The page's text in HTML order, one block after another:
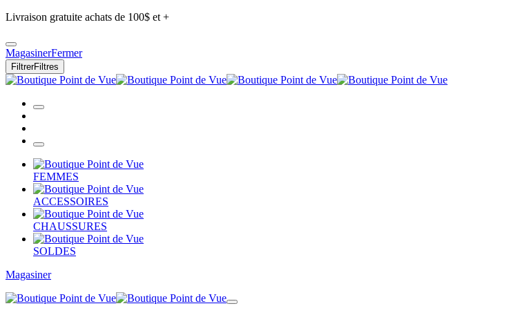
Livraison gratuite achats de 100$ et +
MagasinerFermer
FiltrerFiltres
FEMMES
ACCESSOIRES
CHAUSSURES
SOLDES
Magasiner